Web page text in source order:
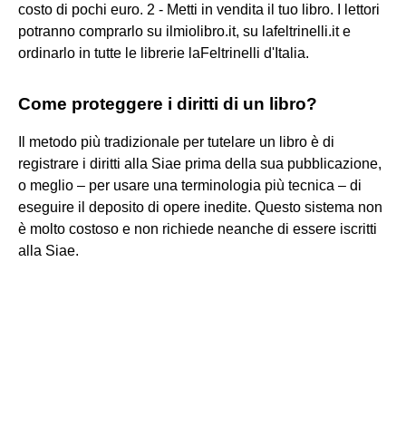
costo di pochi euro. 2 - Metti in vendita il tuo libro. I lettori
potranno comprarlo su ilmiolibro.it, su lafeltrinelli.it e
ordinarlo in tutte le librerie laFeltrinelli d'Italia.
Come proteggere i diritti di un libro?
Il metodo più tradizionale per tutelare un libro è di
registrare i diritti alla Siae prima della sua pubblicazione,
o meglio – per usare una terminologia più tecnica – di
eseguire il deposito di opere inedite. Questo sistema non
è molto costoso e non richiede neanche di essere iscritti
alla Siae.